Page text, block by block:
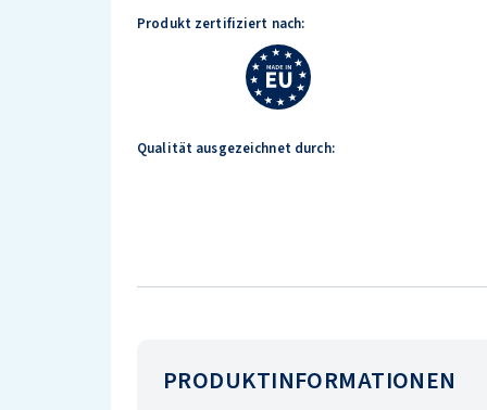
Produkt zertifiziert nach:
Qualität ausgezeichnet durch:
PRODUKTINFORMATIONEN